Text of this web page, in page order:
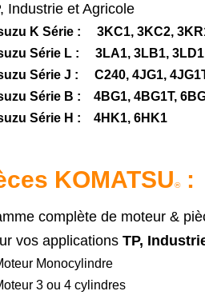
Industrie et Agricole
K Série : 3KC1, 3KC2,
Série L : 3LA1, 3LB1,
Série J : C240, 4JG1,
Série B : 4BG1, 4BG1T,
Série H : 4HK1, 6HK1
KOMATSU®:
complète de moteur &
vos applications TP,
Monocylindre
3 ou 4 cylindres